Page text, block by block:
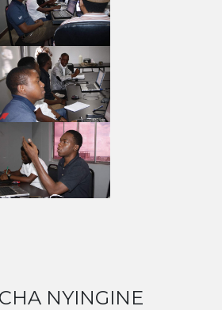
NYINGINE